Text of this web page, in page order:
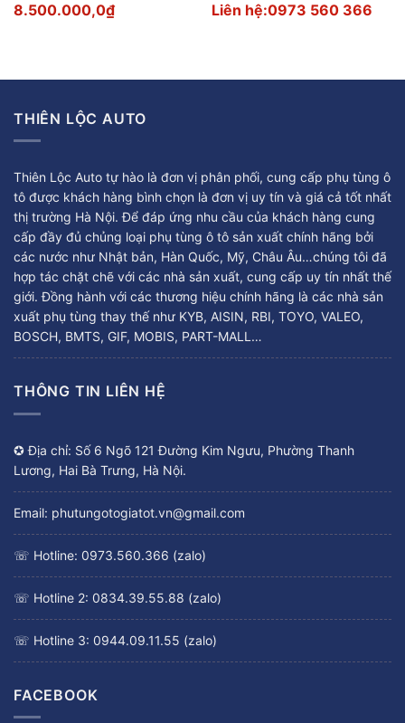
8.500.000,0₫ Liên hệ:0973 560 366
THIÊN LỘC AUTO
Thiên Lộc Auto tự hào là đơn vị phân phối, cung cấp phụ tùng ô
tô được khách hàng bình chọn là đơn vị uy tín và giá cả tốt nhất
thị trường Hà Nội. Để đáp ứng nhu cầu của khách hàng cung
cấp đầy đủ chủng loại phụ tùng ô tô sản xuất chính hãng bởi
các nước như Nhật bản, Hàn Quốc, Mỹ, Châu Âu…chúng tôi đã
hợp tác chặt chẽ với các nhà sản xuất, cung cấp uy tín nhất thế
giới. Đồng hành với các thương hiệu chính hãng là các nhà sản
xuất phụ tùng thay thế như KYB, AISIN, RBI, TOYO, VALEO,
BOSCH, BMTS, GIF, MOBIS, PART-MALL…
THÔNG TIN LIÊN HỆ
✪ Địa chỉ: Số 6 Ngõ 121 Đường Kim Ngưu, Phường Thanh
Lương, Hai Bà Trưng, Hà Nội.
Email: phutungotogiatot.vn@gmail.com
☏ Hotline: 0973.560.366 (zalo)
☏ Hotline 2: 0834.39.55.88 (zalo)
☏ Hotline 3: 0944.09.11.55 (zalo)
FACEBOOK